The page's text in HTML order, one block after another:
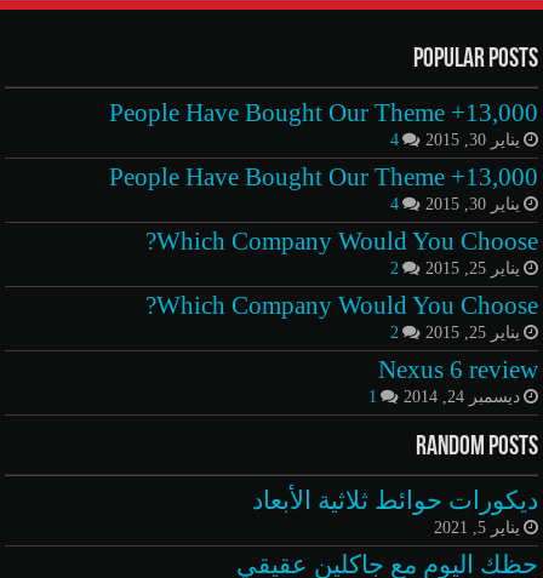
Popular Posts
13,000+ People Have Bought Our Theme
يناير 30, 2015 4
13,000+ People Have Bought Our Theme
يناير 30, 2015 4
Which Company Would You Choose?
يناير 25, 2015 2
Which Company Would You Choose?
يناير 25, 2015 2
Nexus 6 review
ديسمبر 24, 2014 1
Random Posts
ديكورات حوائط ثلاثية الأبعاد
يناير 5, 2021
حظك اليوم مع جاكلين عقيقي